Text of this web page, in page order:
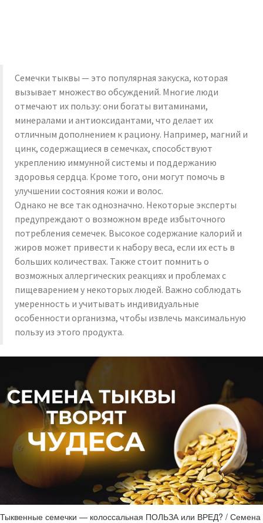
Семечки тыквы — это популярная закуска, которая
вызывает множество обсуждений. Многие люди
отмечают их пользу: они богаты витаминами,
минералами и антиоксидантами, что делает их
отличным дополнением к рациону. Например, магний и
цинк, содержащиеся в семечках, способствуют
укреплению иммунной системы и поддержанию
здоровья сердца. Кроме того, они могут помочь в
улучшении состояния кожи и волос.
Однако не все так однозначно. Некоторые эксперты
предупреждают о возможном вреде избыточного
потребления семечек. Высокое содержание калорий и
жиров может привести к набору веса, если их есть в
больших количествах. Также стоит помнить о
возможных аллергических реакциях и проблемах с
пищеварением у некоторых людей. Важно соблюдать
умеренность и учитывать индивидуальные
особенности организма, чтобы извлечь максимальную
пользу из этого продукта.
Тыквенные семечки — колоссальная ПОЛЬЗА или ВРЕД? / Семена